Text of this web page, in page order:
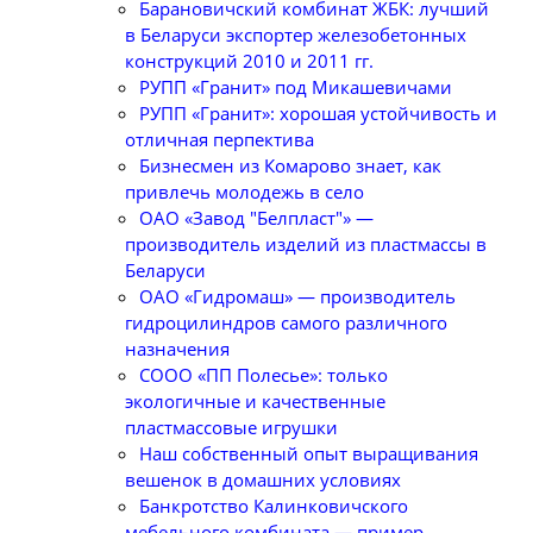
Барановичский комбинат ЖБК: лучший
в Беларуси экспортер железобетонных
конструкций 2010 и 2011 гг.
РУПП «Гранит» под Микашевичами
РУПП «Гранит»: хорошая устойчивость и
отличная перпектива
Бизнесмен из Комарово знает, как
привлечь молодежь в село
ОАО «Завод "Белпласт"» —
производитель изделий из пластмассы в
Беларуси
ОАО «Гидромаш» — производитель
гидроцилиндров самого различного
назначения
СООО «ПП Полесье»: только
экологичные и качественные
пластмассовые игрушки
Наш собственный опыт выращивания
вешенок в домашних условиях
Банкротство Калинковичского